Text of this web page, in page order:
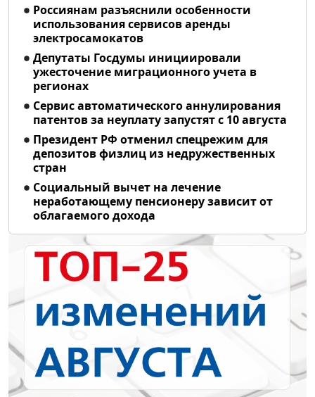
Россиянам разъяснили особенности
использования сервисов аренды
электросамокатов
Депутаты Госдумы инициировали
ужесточение миграционного учета в
регионах
Сервис автоматического аннулирования
патентов за неуплату запустят с 10 августа
Президент РФ отменил спецрежим для
депозитов физлиц из недружественных
стран
Социальный вычет на лечение
неработающему пенсионеру зависит от
облагаемого дохода